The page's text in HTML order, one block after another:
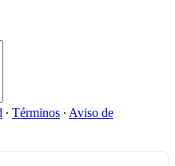
∙ Términos ∙ Aviso de